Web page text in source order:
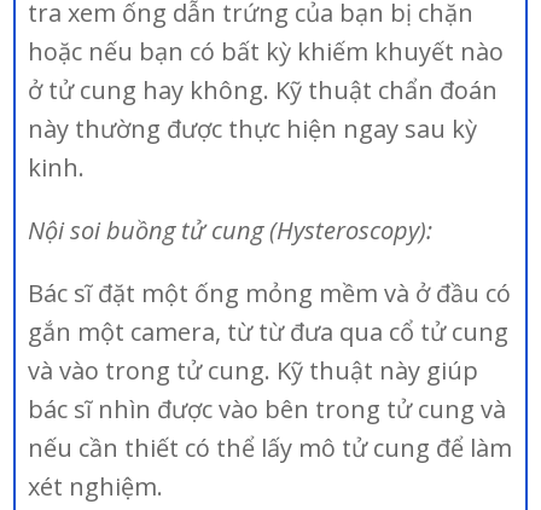
tra xem ống dẫn trứng của bạn bị chặn
hoặc nếu bạn có bất kỳ khiếm khuyết nào
ở tử cung hay không. Kỹ thuật chẩn đoán
này thường được thực hiện ngay sau kỳ
kinh.
Nội soi buồng tử cung (Hysteroscopy):
Bác sĩ đặt một ống mỏng mềm và ở đầu có
gắn một camera, từ từ đưa qua cổ tử cung
và vào trong tử cung. Kỹ thuật này giúp
bác sĩ nhìn được vào bên trong tử cung và
nếu cần thiết có thể lấy mô tử cung để làm
xét nghiệm.